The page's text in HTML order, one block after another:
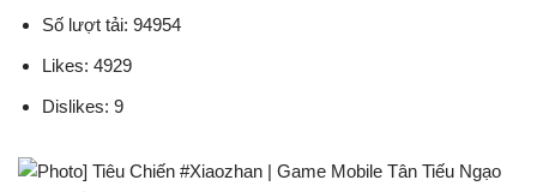
Số lượt tải: 94954
Likes: 4929
Dislikes: 9